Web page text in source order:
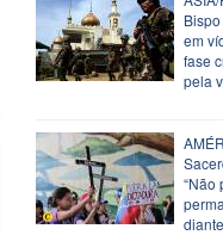
em
fase
pela
“Não